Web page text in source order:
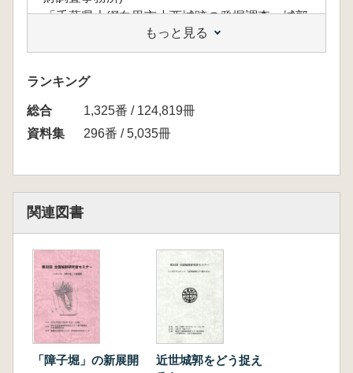
「千葉県大網白里市小西城跡の発掘調査一城郭
の改造・機能・時期等の問題について」
井上哲朗(千葉県教育振興財団文化財センター)
「石見小笠原氏一丸山城の築城とその終焉
―」
寺井 毅(中世城郭研究会)
「製作技法からみた織豊期城郭の瓦― 伏見城
「東北南部を中心とする連続空堀群の城」
石田明夫(会津古城研究会)
水澤幸― (胎内市教育委員会)
「奈良県下での畝状空堀群を有する城郭につい
て」
内野和彦(城郭談話会)
「安芸毛利氏本拠地周辺における連続空堀群の
分布」
もっと見る
ランキング
総合
1,325番 / 124,819冊
資料集
296番 / 5,035冊
関連図書
「障子堀」の新展開
近世城郭をどう捉え